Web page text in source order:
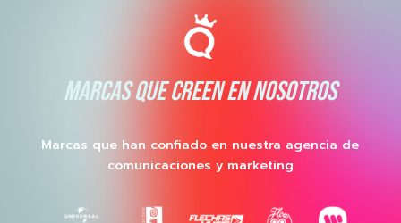
MARCAS QUE CREEN EN NOSOTROS
Marcas que han confiado en nuestra agencia de
comunicaciones y marketing